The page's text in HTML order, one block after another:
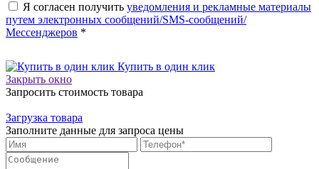
Я согласен получить уведомления и рекламные материалы
путем электронных сообщений/SMS-сообщений/
Мессенджеров *
Купить в один клик
Закрыть окно
Запросить стоимость товара
Загрузка товара
Заполните данные для запроса цены